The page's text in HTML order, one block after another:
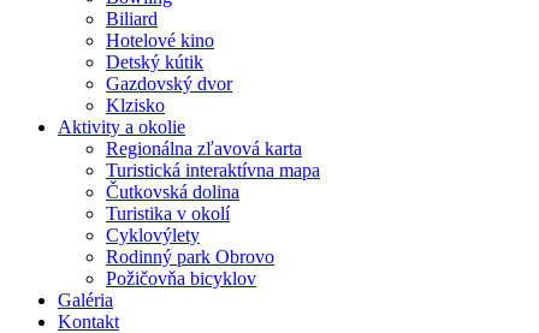
Biliard
Hotelové kino
Detský kútik
Gazdovský dvor
Klzisko
Aktivity a okolie
Regionálna zľavová karta
Turistická interaktívna mapa
Čutkovská dolina
Turistika v okolí
Cyklovýlety
Rodinný park Obrovo
Požičovňa bicyklov
Galéria
Kontakt